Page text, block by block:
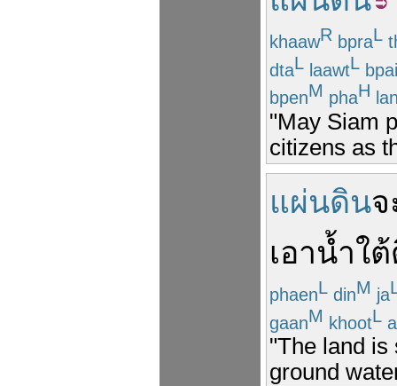
khaawR bpraL
dtaL laawtL bpai
bpenM phaH
"May Siam
citizens as
แผ่นดินจ
เอาน้ำใ
phaenL dinM ja
gaanM khootL
"The land is
ground